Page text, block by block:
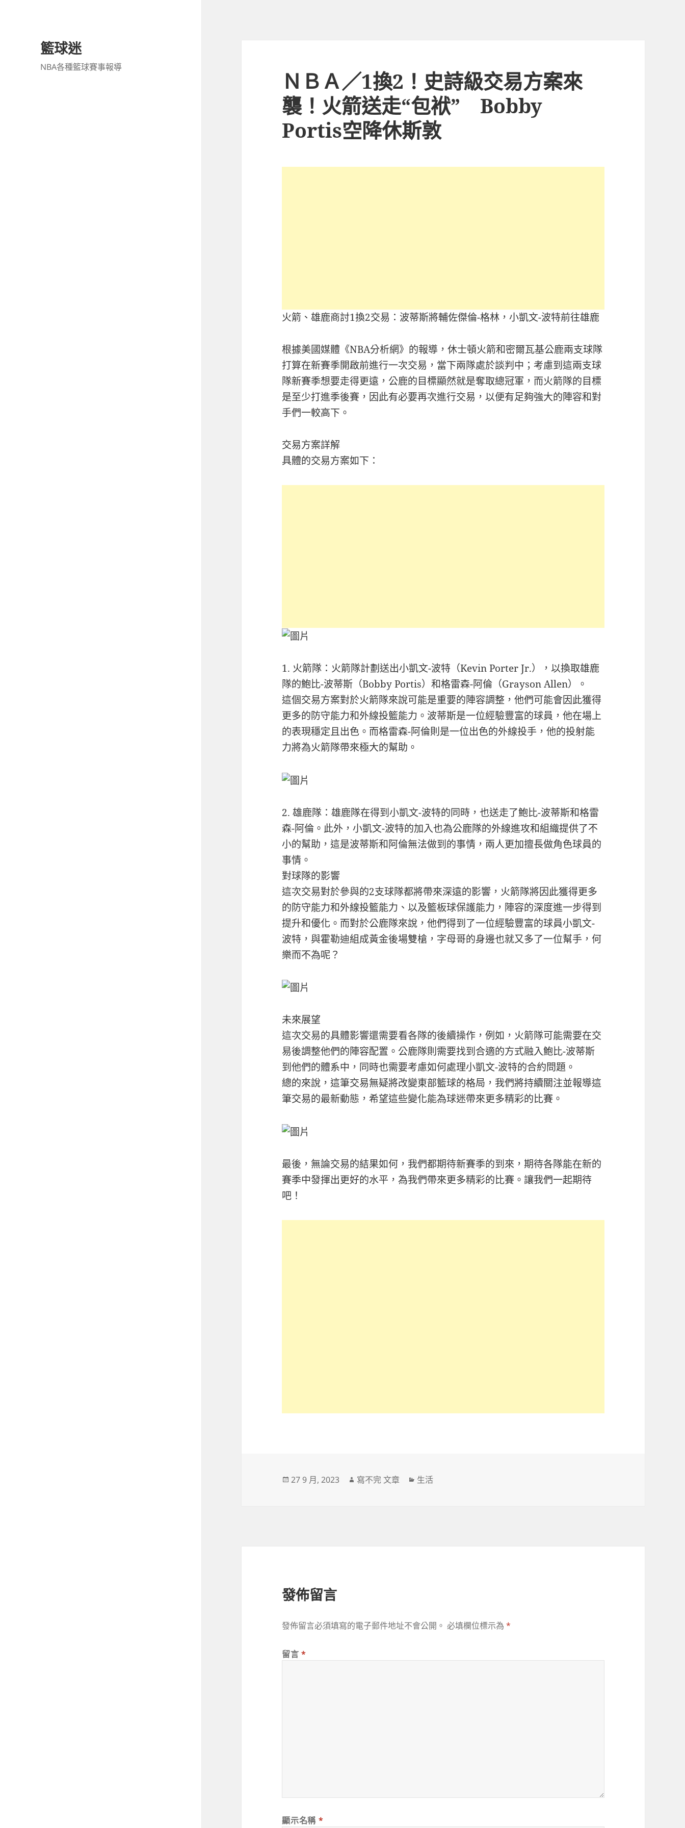
籃球迷
NBA各種籃球賽事報導
ＮＢＡ／1換2！史詩級交易方案來
襲！火箭送走“包袱” Bobby
Portis空降休斯敦
火箭、雄鹿商討1換2交易：波蒂斯將輔佐傑倫-格林，小凱文-波特前往雄鹿
根據美國媒體《NBA分析網》的報導，休士頓火箭和密爾瓦基公鹿兩支球隊
打算在新賽季開啟前進行一次交易，當下兩隊處於談判中；考慮到這兩支球
隊新賽季想要走得更遠，公鹿的目標顯然就是奪取總冠軍，而火箭隊的目標
是至少打進季後賽，因此有必要再次進行交易，以便有足夠強大的陣容和對
手們一較高下。
交易方案詳解
具體的交易方案如下：
1. 火箭隊：火箭隊計劃送出小凱文-波特（Kevin Porter Jr.），以換取雄鹿
隊的鮑比-波蒂斯（Bobby Portis）和格雷森-阿倫（Grayson Allen）。
這個交易方案對於火箭隊來說可能是重要的陣容調整，他們可能會因此獲得
更多的防守能力和外線投籃能力。波蒂斯是一位經驗豐富的球員，他在場上
的表現穩定且出色。而格雷森-阿倫則是一位出色的外線投手，他的投射能
力將為火箭隊帶來極大的幫助。
2. 雄鹿隊：雄鹿隊在得到小凱文-波特的同時，也送走了鮑比-波蒂斯和格雷
森-阿倫。此外，小凱文-波特的加入也為公鹿隊的外線進攻和組織提供了不
小的幫助，這是波蒂斯和阿倫無法做到的事情，兩人更加擅長做角色球員的
事情。
對球隊的影響
這次交易對於參與的2支球隊都將帶來深遠的影響，火箭隊將因此獲得更多
的防守能力和外線投籃能力、以及籃板球保護能力，陣容的深度進一步得到
提升和優化。而對於公鹿隊來說，他們得到了一位經驗豐富的球員小凱文-
波特，與霍勒迪組成黃金後場雙槍，字母哥的身邊也就又多了一位幫手，何
樂而不為呢？
未來展望
這次交易的具體影響還需要看各隊的後續操作，例如，火箭隊可能需要在交
易後調整他們的陣容配置。公鹿隊則需要找到合適的方式融入鮑比-波蒂斯
到他們的體系中，同時也需要考慮如何處理小凱文-波特的合約問題。
總的來說，這筆交易無疑將改變東部籃球的格局，我們將持續關注並報導這
筆交易的最新動態，希望這些變化能為球迷帶來更多精彩的比賽。
最後，無論交易的結果如何，我們都期待新賽季的到來，期待各隊能在新的
賽季中發揮出更好的水平，為我們帶來更多精彩的比賽。讓我們一起期待
吧！
發
27 9 月, 2023
作
寫不完 文章
分
生活
發佈留言
發佈留言必須填寫的電子郵件地址不會公開。 必填欄位標示為*
留言*
顯示名稱 *